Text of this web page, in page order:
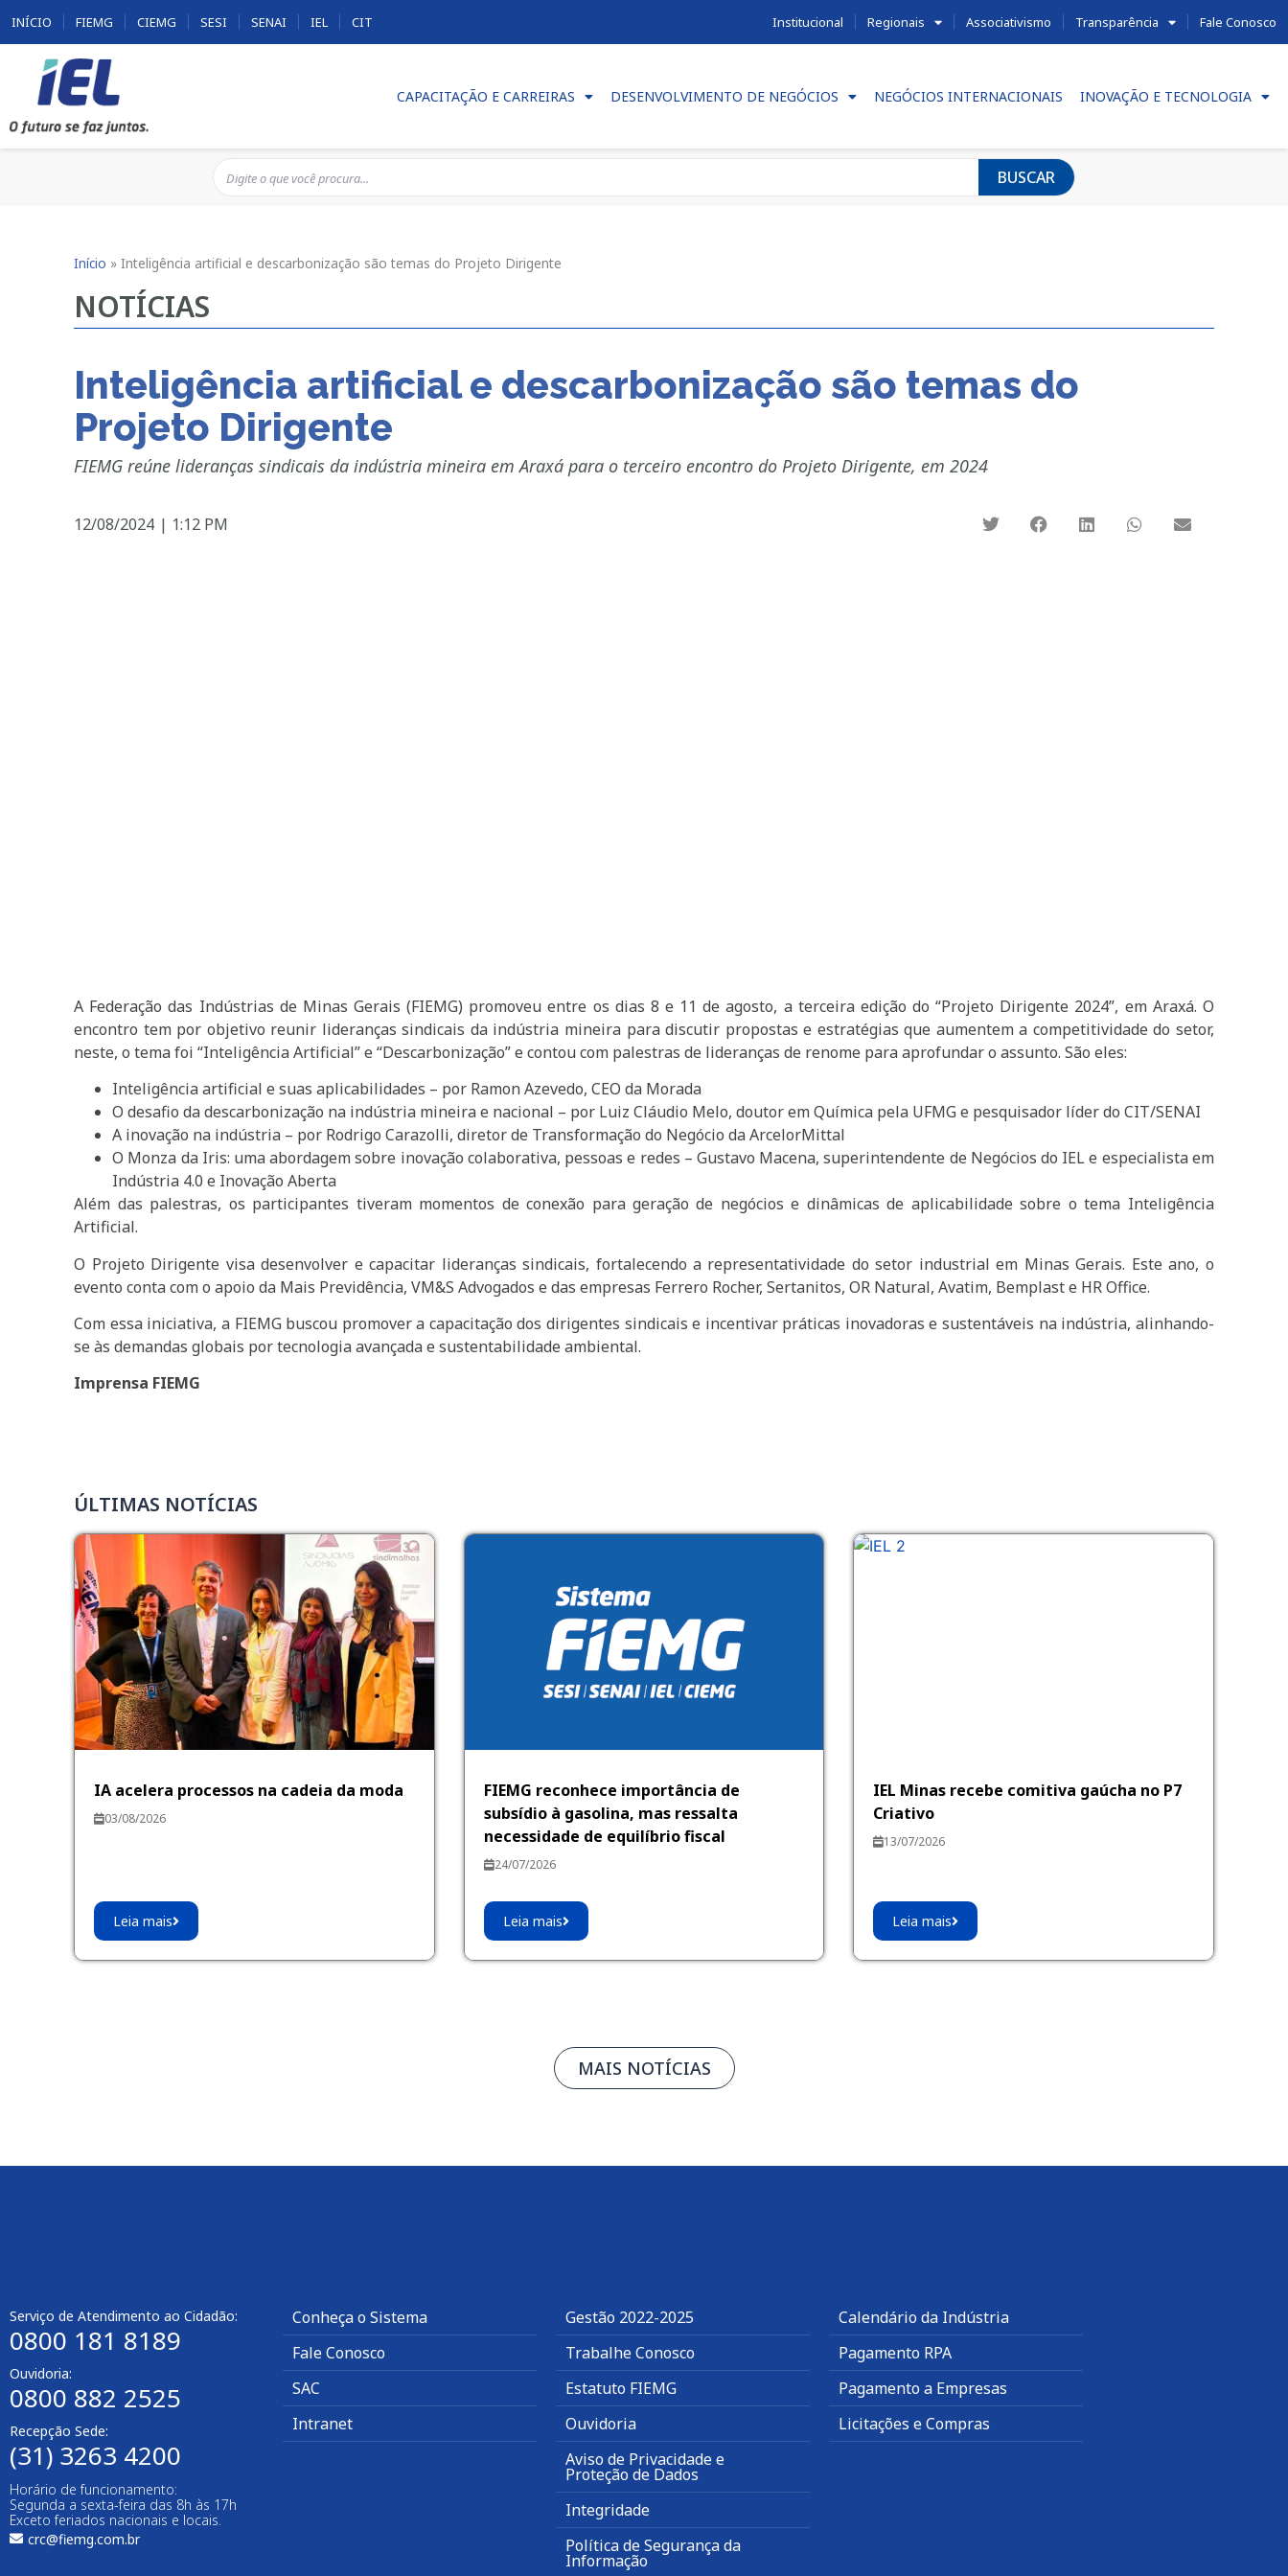
INÍCIO FIEMG CIEMG SESI SENAI IEL CIT Institucional Regionais Associativismo Transparência Fale Conosco
CAPACITAÇÃO E CARREIRAS DESENVOLVIMENTO DE NEGÓCIOS NEGÓCIOS INTERNACIONAIS INOVAÇÃO E TECNOLOGIA
BUSCAR
Início »Inteligência artificial e descarbonização são temas do Projeto Dirigente
NOTÍCIAS
Inteligência artificial e descarbonização são temas do
Projeto Dirigente
FIEMG reúne lideranças sindicais da indústria mineira em Araxá para o terceiro encontro do Projeto Dirigente, em 2024
12/08/2024 | 1:12 PM
A Federação das Indústrias de Minas Gerais (FIEMG) promoveu entre os dias 8 e 11 de agosto, a terceira edição do “Projeto Dirigente 2024”, em Araxá. O
encontro tem por objetivo reunir lideranças sindicais da indústria mineira para discutir propostas e estratégias que aumentem a competitividade do setor,
neste, o tema foi “Inteligência Artificial” e “Descarbonização” e contou com palestras de lideranças de renome para aprofundar o assunto. São eles:
Inteligência artificial e suas aplicabilidades – por Ramon Azevedo, CEO da Morada
O desafio da descarbonização na indústria mineira e nacional – por Luiz Cláudio Melo, doutor em Química pela UFMG e pesquisador líder do CIT/SENAI
A inovação na indústria – por Rodrigo Carazolli, diretor de Transformação do Negócio da ArcelorMittal
O Monza da Iris: uma abordagem sobre inovação colaborativa, pessoas e redes – Gustavo Macena, superintendente de Negócios do IEL e especialista em
Indústria 4.0 e Inovação Aberta
Além das palestras, os participantes tiveram momentos de conexão para geração de negócios e dinâmicas de aplicabilidade sobre o tema Inteligência
Artificial.
O Projeto Dirigente visa desenvolver e capacitar lideranças sindicais, fortalecendo a representatividade do setor industrial em Minas Gerais. Este ano, o
evento conta com o apoio da Mais Previdência, VM&S Advogados e das empresas Ferrero Rocher, Sertanitos, OR Natural, Avatim, Bemplast e HR Office.
Com essa iniciativa, a FIEMG buscou promover a capacitação dos dirigentes sindicais e incentivar práticas inovadoras e sustentáveis na indústria, alinhando-
se às demandas globais por tecnologia avançada e sustentabilidade ambiental.
Imprensa FIEMG
ÚLTIMAS NOTÍCIAS
IA acelera processos na cadeia da moda
03/08/2026
Leia mais
FIEMG reconhece importância de
subsídio à gasolina, mas ressalta
necessidade de equilíbrio fiscal
24/07/2026
Leia mais
IEL Minas recebe comitiva gaúcha no P7
Criativo
13/07/2026
Leia mais
MAIS NOTÍCIAS
Serviço de Atendimento ao Cidadão:
0800 181 8189
Ouvidoria:
0800 882 2525
Recepção Sede:
(31) 3263 4200
Horário de funcionamento:
Segunda a sexta-feira das 8h às 17h
Exceto feriados nacionais e locais.
crc@fiemg.com.br
Conheça o Sistema
Fale Conosco
SAC
Intranet
Gestão 2022-2025
Trabalhe Conosco
Estatuto FIEMG
Ouvidoria
Aviso de Privacidade e
Proteção de Dados
Integridade
Política de Segurança da
Informação
Calendário da Indústria
Pagamento RPA
Pagamento a Empresas
Licitações e Compras